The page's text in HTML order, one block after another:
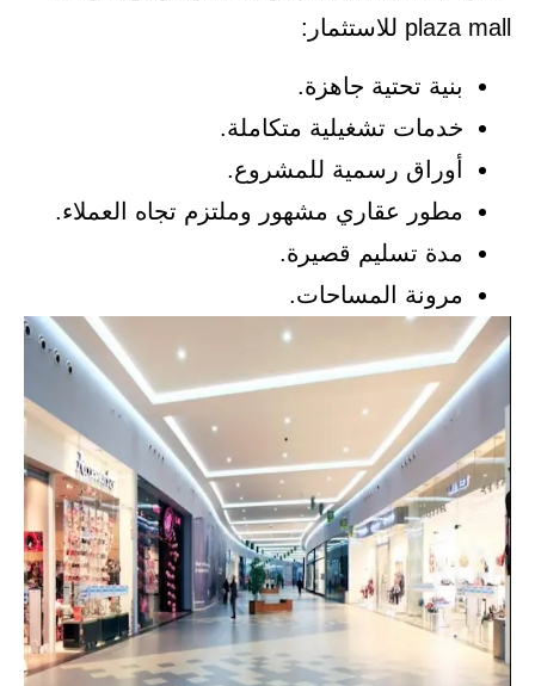
plaza mall للاستثمار:
بنية تحتية جاهزة.
خدمات تشغيلية متكاملة.
أوراق رسمية للمشروع.
مطور عقاري مشهور وملتزم تجاه العملاء.
مدة تسليم قصيرة.
مرونة المساحات.